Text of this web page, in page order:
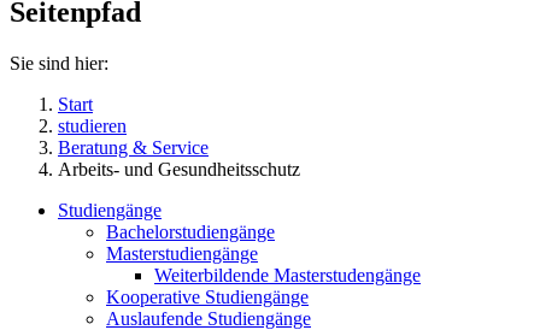
Seitenpfad
Sie sind hier:
Start
studieren
Beratung & Service
Arbeits- und Gesundheitsschutz
Studiengänge
Bachelorstudiengänge
Masterstudiengänge
Weiterbildende Masterstudengänge
Kooperative Studiengänge
Auslaufende Studiengänge